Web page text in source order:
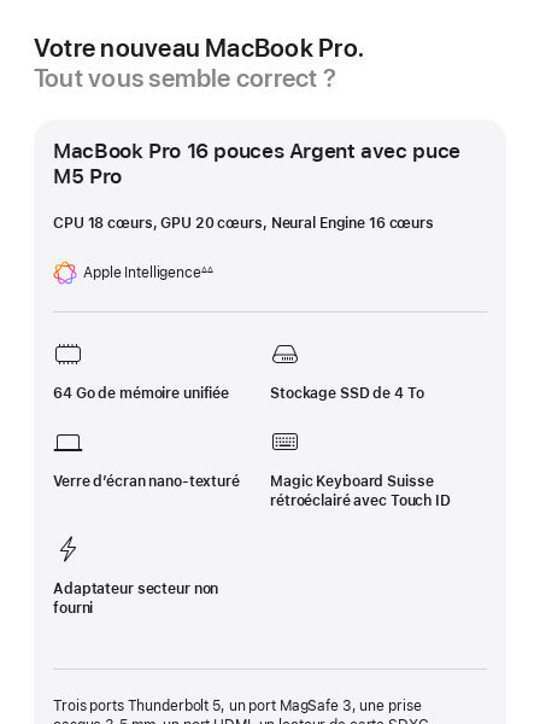
Votre nouveau MacBook Pro.
Tout vous semble correct ?
MacBook Pro 16 pouces Argent avec puce
M5 Pro
CPU 18 cœurs, GPU 20 cœurs, Neural Engine 16 cœurs
Apple Intelligence
Note
de
∆∆
64 Go de mémoire unifiée Stockage SSD de 4 To
Verre d’écran nano‑texturé
Magic Keyboard Suisse
rétroéclairé avec Touch ID
Adaptateur secteur non
fourni
Trois ports Thunderbolt 5, un port MagSafe 3, une prise